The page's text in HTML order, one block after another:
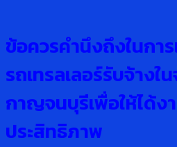
ข้อควรคำนึงถึงในกา
รถเทรลเลอร์รับจ้างใ
กาญจนบุรีเพื่อให้ได้ง
ประสิทธิภาพ